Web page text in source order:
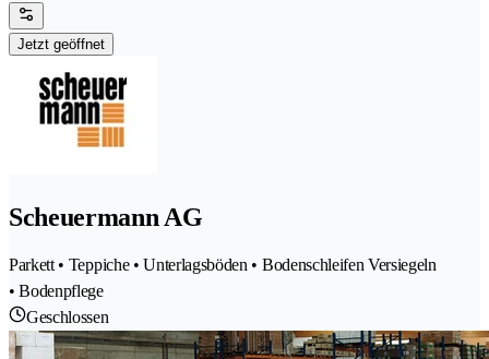
Jetzt geöffnet
Scheuermann AG
Parkett • Teppiche • Unterlagsböden • Bodenschleifen Versiegeln
• Bodenpflege
Geschlossen